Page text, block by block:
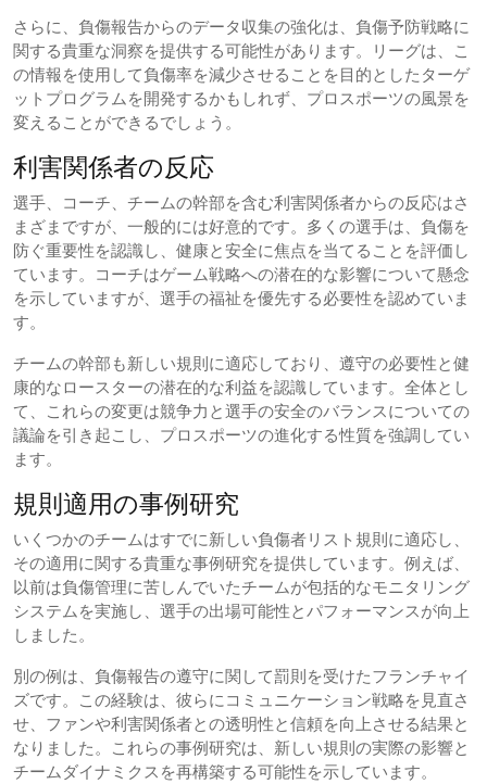
さらに、負傷報告からのデータ収集の強化は、負傷予防戦略に
関する貴重な洞察を提供する可能性があります。リーグは、こ
の情報を使用して負傷率を減少させることを目的としたターゲ
ットプログラムを開発するかもしれず、プロスポーツの風景を
変えることができるでしょう。
利害関係者の反応
選手、コーチ、チームの幹部を含む利害関係者からの反応はさ
まざまですが、一般的には好意的です。多くの選手は、負傷を
防ぐ重要性を認識し、健康と安全に焦点を当てることを評価し
ています。コーチはゲーム戦略への潜在的な影響について懸念
を示していますが、選手の福祉を優先する必要性を認めていま
す。
チームの幹部も新しい規則に適応しており、遵守の必要性と健
康的なロースターの潜在的な利益を認識しています。全体とし
て、これらの変更は競争力と選手の安全のバランスについての
議論を引き起こし、プロスポーツの進化する性質を強調してい
ます。
規則適用の事例研究
いくつかのチームはすでに新しい負傷者リスト規則に適応し、
その適用に関する貴重な事例研究を提供しています。例えば、
以前は負傷管理に苦しんでいたチームが包括的なモニタリング
システムを実施し、選手の出場可能性とパフォーマンスが向上
しました。
別の例は、負傷報告の遵守に関して罰則を受けたフランチャイ
ズです。この経験は、彼らにコミュニケーション戦略を見直さ
せ、ファンや利害関係者との透明性と信頼を向上させる結果と
なりました。これらの事例研究は、新しい規則の実際の影響と
チームダイナミクスを再構築する可能性を示しています。